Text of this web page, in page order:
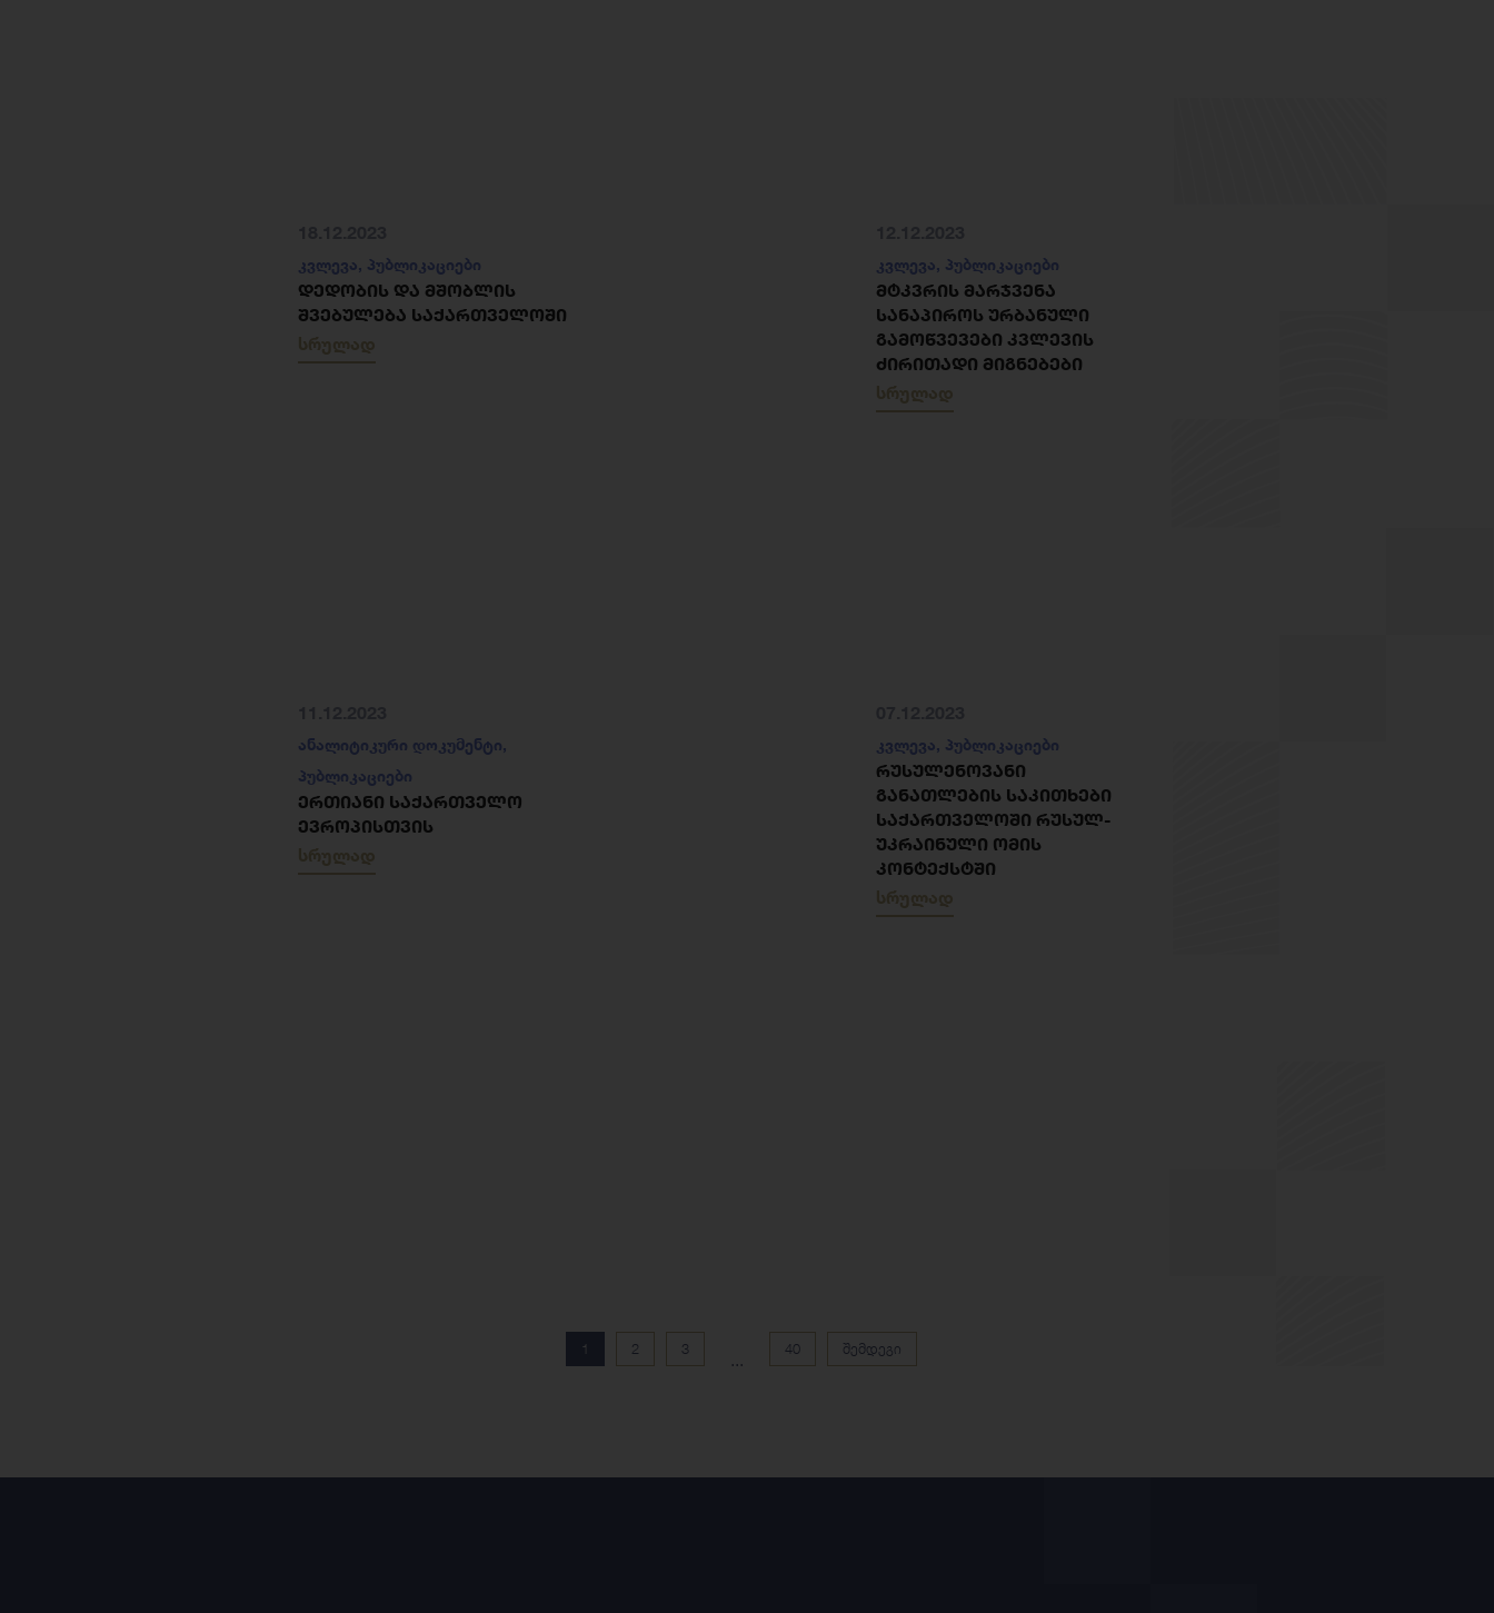
კვლევა, პუბლიკაციები
ᲓᲔᲓᲝᲑᲘᲡ ᲓᲐ ᲛᲨᲝᲑᲚᲘᲡ
ᲨᲕᲔᲑᲣᲚᲔᲑᲐ ᲡᲐᲥᲐᲠᲗᲕᲔᲚᲝᲨᲘ
სრულად
კვლევა, პუბლიკაციები
ᲛᲢᲙᲕᲠᲘᲡ ᲛᲐᲠᲯᲕᲔᲜᲐ
ᲡᲐᲜᲐᲞᲘᲠᲝᲡ ᲣᲠᲑᲐᲜᲣᲚᲘ
ᲒᲐᲛᲝᲬᲕᲔᲕᲔᲑᲘ ᲙᲕᲚᲔᲕᲘᲡ
ᲫᲘᲠᲘᲗᲐᲓᲘ ᲛᲘᲒᲜᲔᲑᲔᲑᲘ
სრულად
ანალიტიკური დოკუმენტი,
პუბლიკაციები
ᲔᲠᲗᲘᲐᲜᲘ ᲡᲐᲥᲐᲠᲗᲕᲔᲚᲝ
ᲔᲕᲠᲝᲞᲘᲡᲗᲕᲘᲡ
სრულად
კვლევა, პუბლიკაციები
ᲠᲣᲡᲣᲚᲔᲜᲝᲕᲐᲜᲘ
ᲒᲐᲜᲐᲗᲚᲔᲑᲘᲡ ᲡᲐᲙᲘᲗᲮᲔᲑᲘ
ᲡᲐᲥᲐᲠᲗᲕᲔᲚᲝᲨᲘ ᲠᲣᲡᲣᲚ-
ᲣᲙᲠᲐᲘᲜᲣᲚᲘ ᲝᲛᲘᲡ
ᲙᲝᲜᲢᲔᲥᲡᲢᲨᲘ
სრულად
1 2 3
...
40 შემდეგი